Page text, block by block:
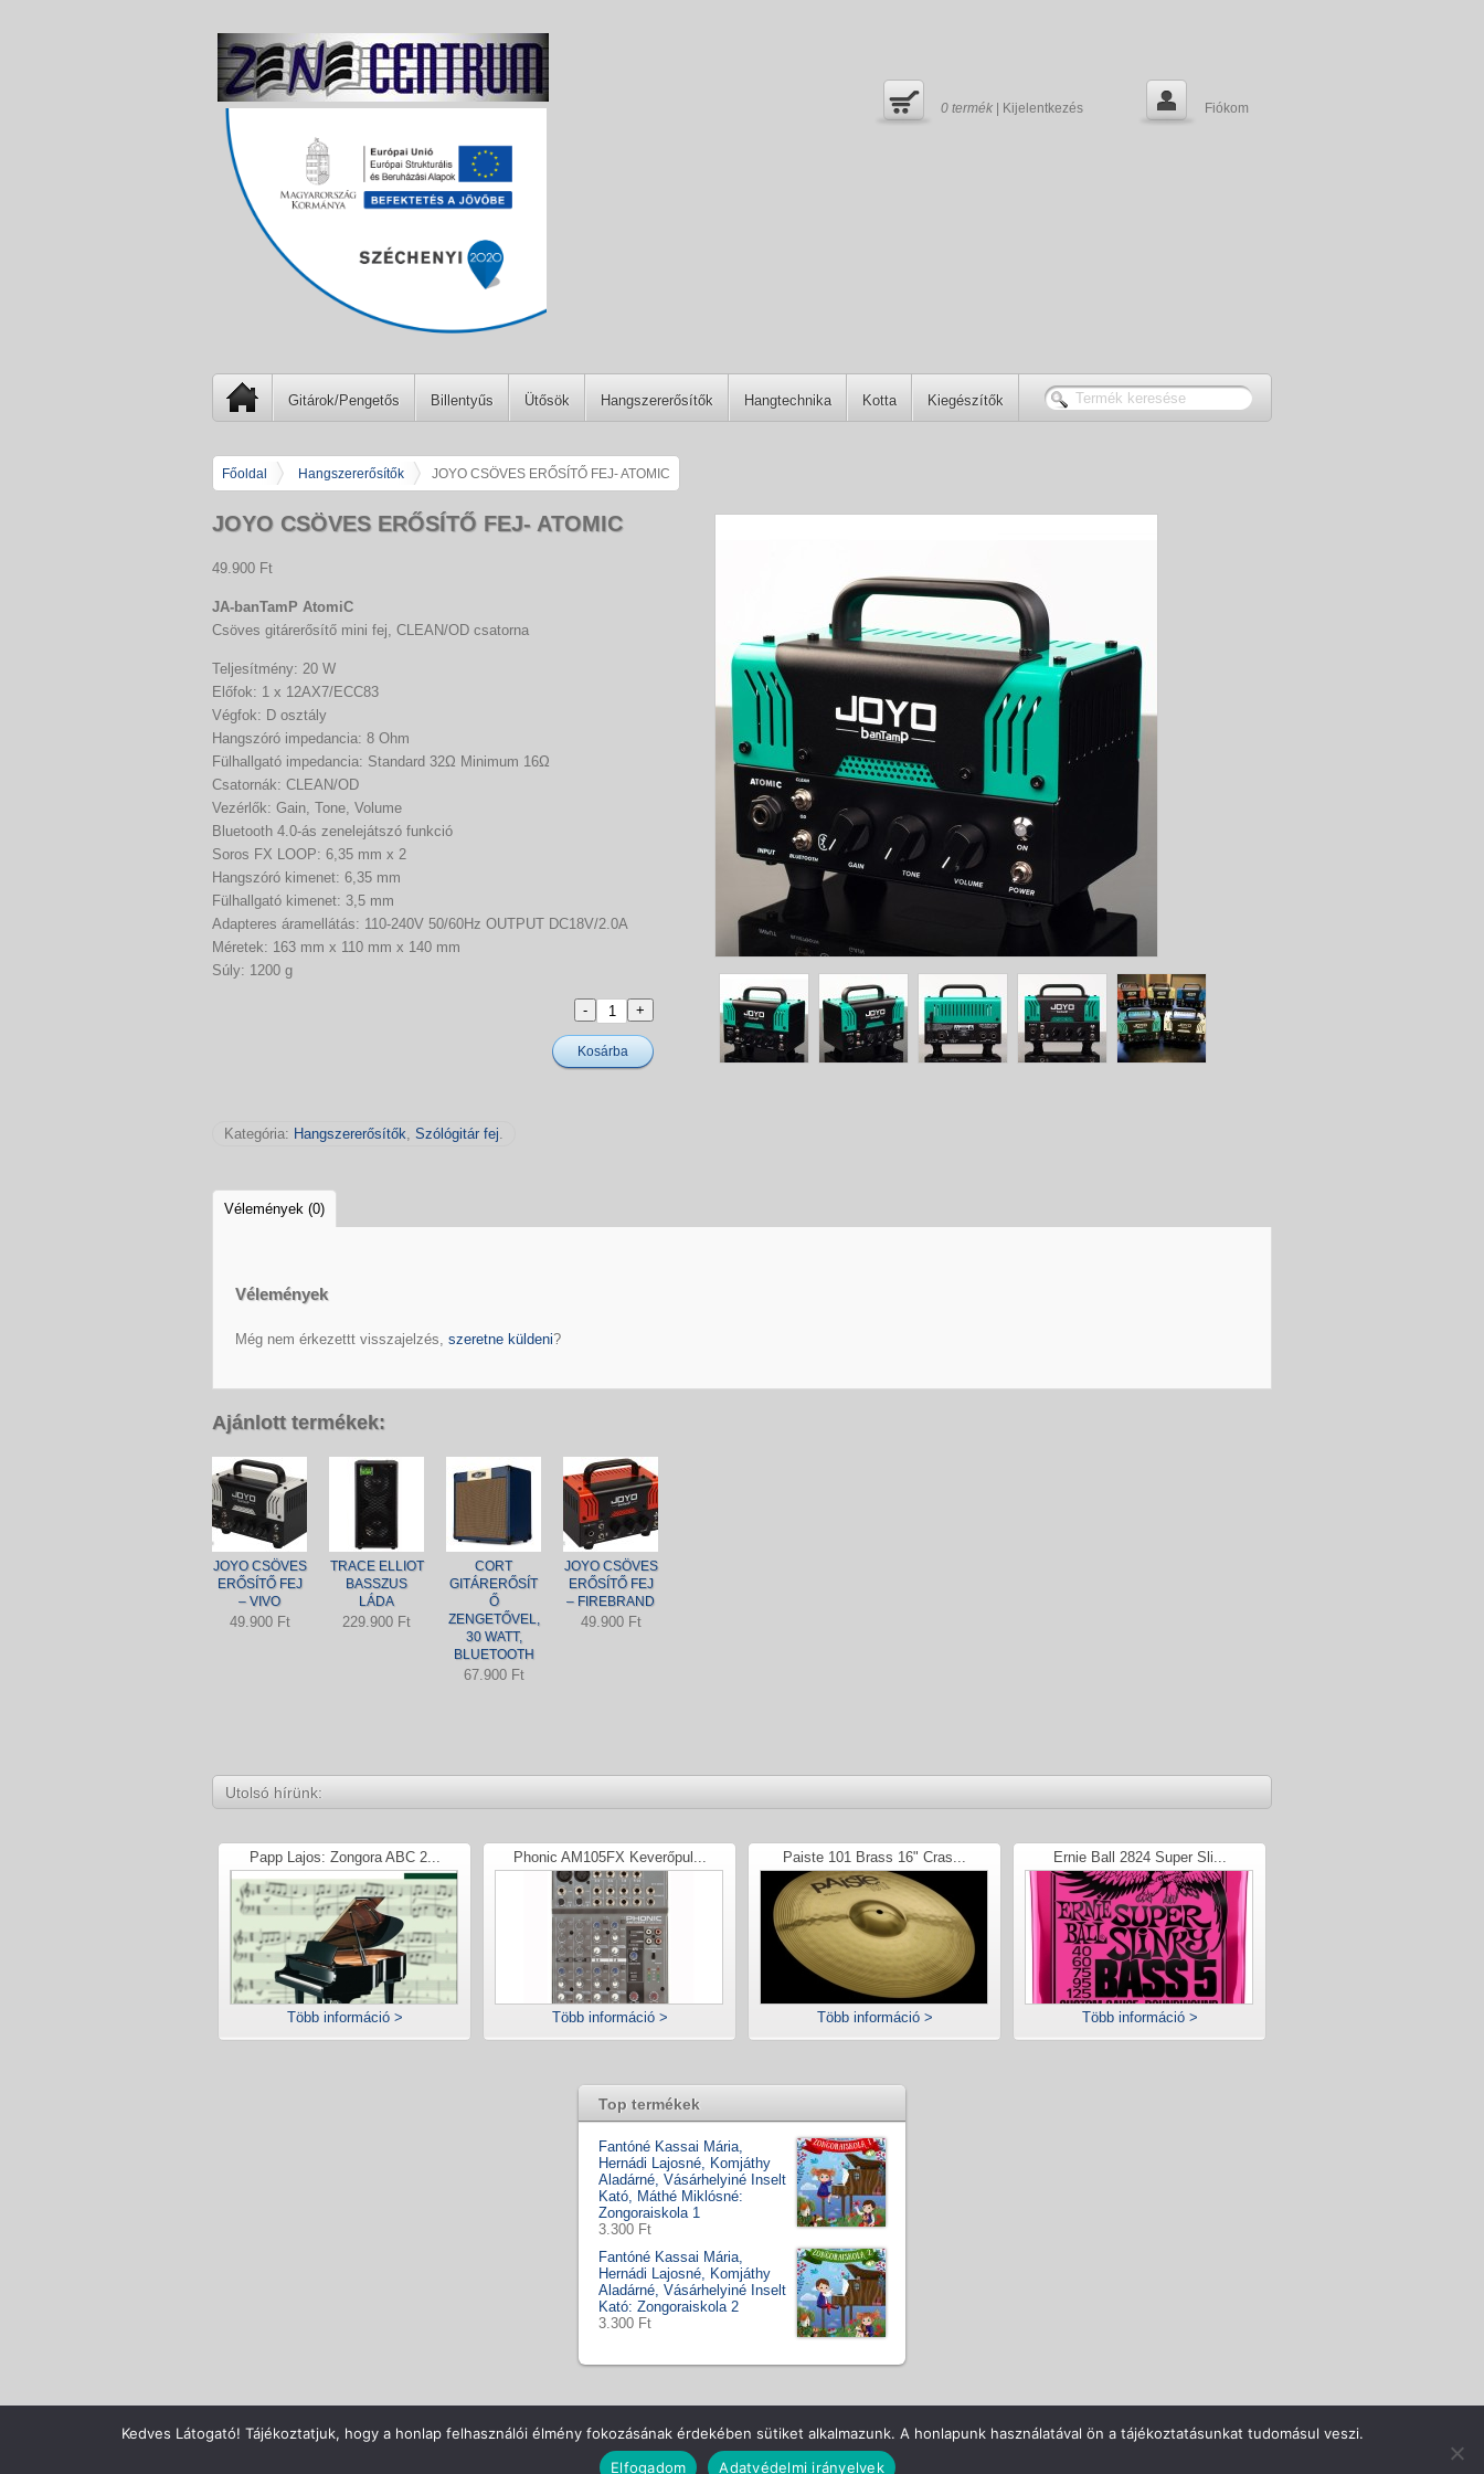
0 termék | Kijelentkezés Fiókom
Gitárok/Pengetős Billentyűs Ütősök Hangszererősítők Hangtechnika Kotta Kiegészítők
Főoldal Hangszererősítők JOYO CSÖVES ERŐSÍTŐ FEJ- ATOMIC
JOYO CSÖVES ERŐSÍTŐ FEJ- ATOMIC
49.900 Ft
JA-banTamP AtomiC
Csöves gitárerősítő mini fej, CLEAN/OD csatorna
Teljesítmény: 20 W
Előfok: 1 x 12AX7/ECC83
Végfok: D osztály
Hangszóró impedancia: 8 Ohm
Fülhallgató impedancia: Standard 32Ω Minimum 16Ω
Csatornák: CLEAN/OD
Vezérlők: Gain, Tone, Volume
Bluetooth 4.0-ás zenelejátszó funkció
Soros FX LOOP: 6,35 mm x 2
Hangszóró kimenet: 6,35 mm
Fülhallgató kimenet: 3,5 mm
Adapteres áramellátás: 110-240V 50/60Hz OUTPUT DC18V/2.0A
Méretek: 163 mm x 110 mm x 140 mm
Súly: 1200 g
Kosárba
Kategória: Hangszererősítők Szólógitár fej
Vélemények (0)
Vélemények
Még nem érkezettt visszajelzés, szeretne küldeni?
Ajánlott termékek:
JOYO CSÖVES
ERŐSÍTŐ FEJ
– VIVO
49.900 Ft
TRACE ELLIOT
BASSZUS
LÁDA
229.900 Ft
CORT
GITÁRERŐSÍT
Ő
ZENGETŐVEL,
30 WATT,
BLUETOOTH
67.900 Ft
JOYO CSÖVES
ERŐSÍTŐ FEJ
– FIREBRAND
49.900 Ft
Utolsó hírünk:
Papp Lajos: Zongora ABC 2...
Több információ >
Phonic AM105FX Keverőpul...
Több információ >
Paiste 101 Brass 16" Cras...
Több információ >
Ernie Ball 2824 Super Sli...
Több információ >
Top termékek
Fantóné Kassai Mária,
Hernádi Lajosné, Komjáthy
Aladárné, Vásárhelyiné Inselt
Kató, Máthé Miklósné:
Zongoraiskola 1
3.300 Ft
Fantóné Kassai Mária,
Hernádi Lajosné, Komjáthy
Aladárné, Vásárhelyiné Inselt
Kató: Zongoraiskola 2
3.300 Ft
Copyright © Zenecentrum Kft., All Rights Reserved Csapatunk Hírek / Tesztek ÁSZF Vásárlás menete Adatvédelem Impresszum Kapcsolat
Kedves Látogató! Tájékoztatjuk, hogy a honlap felhasználói élmény fokozásának érdekében sütiket alkalmazunk. A honlapunk használatával ön a tájékoztatásunkat tudomásul veszi.
Elfogadom
Adatvédelmi irányelvek